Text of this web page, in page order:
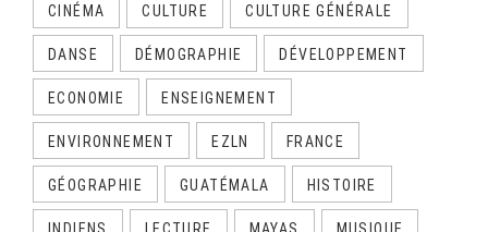
CINÉMA CULTURE CULTURE GÉNÉRALE
DANSE DÉMOGRAPHIE DÉVELOPPEMENT
ECONOMIE ENSEIGNEMENT
ENVIRONNEMENT EZLN FRANCE
GÉOGRAPHIE GUATÉMALA HISTOIRE
INDIENS LECTURE MAYAS MUSIQUE